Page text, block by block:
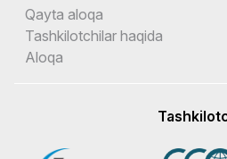
Qayta aloqa
Tashkilotchilar haqida
Aloqa